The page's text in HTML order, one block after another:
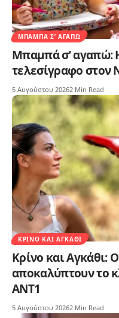
ΜΠΑΜΠΆ Σ’ ΑΓΑΠΏ
Μπαμπά σ’ αγαπώ:
τελεσίγραφο στον
5 Αυγούστου 20262 Min Read
ΚΡΊΝΟ ΚΑΙ ΑΓΚΆΘΙ
Κρίνο και Αγκάθι:
αποκαλύπτουν το
ΑΝΤ1
5 Αυγούστου 20262 Min Read